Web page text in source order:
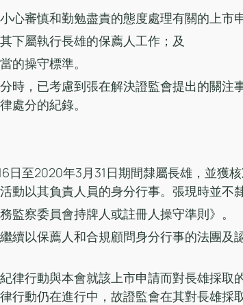
心審慎和勤勉盡責的態度處理有關的上市
下屬執行長雄的保薦人工作；及
的操守標準。
時，已考慮到張在解決證監會提出的關注
處分的紀錄。
日至2020年3月31日期間隸屬長雄，並獲
動以其負責人員的身分行事。張現時並不
監察委員會持牌人或註冊人操守準則》。
繼續以保薦人和合規顧問身分行事的法團及
律行動與本會就該上市申請而對長雄採取
行動仍在進行中，故證監會在其對長雄採